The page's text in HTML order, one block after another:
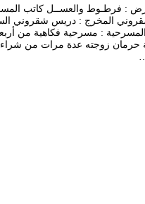
عنوان العرض : فرطـوط والعســل كاتب
المخرج : دريس شقروني
: مسرحية فكاهية من
حرمان زوجته عدة مرات من